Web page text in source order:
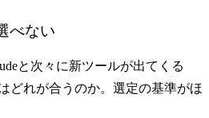
べない
と次々に新ツールが出てくる
どれが合うのか。選定の基準がほ